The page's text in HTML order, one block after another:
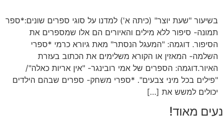
בשיעור "שעת יוצר" (כיתה א') למדנו על סוגי ספרים שונים:*ספר
תמונה- סיפור ללא מילים והאיורים הם אלו שמספרים את
הסיפור. דוגמה: "המעגל הנסתר" מאת גיורא כרמי *ספרי
השלמה- המאזין או הקורא משלימים את הכתוב בעזרת
האיור.דוגמה: הספרים של אמי רובינגר- "אין אריות כאלה"/
"פילים בכל מיני צבעים". *ספרי משחק- ספרים שבהם הילדים
יכולים למשש את […]
נעים מאוד!